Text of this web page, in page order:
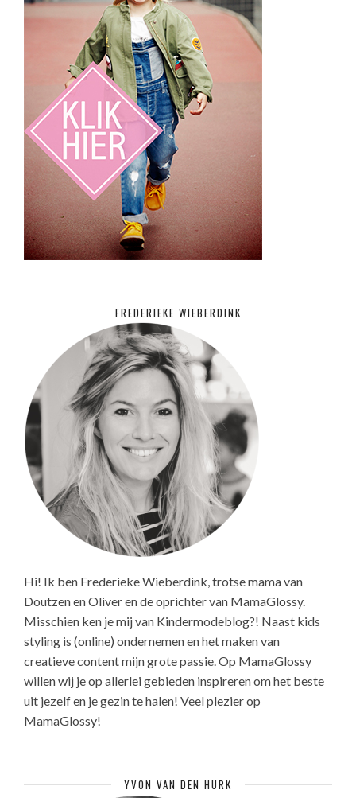
FREDERIEKE WIEBERDINK
Hi! Ik ben Frederieke Wieberdink, trotse mama van
Doutzen en Oliver en de oprichter van MamaGlossy.
Misschien ken je mij van Kindermodeblog?! Naast kids
styling is (online) ondernemen en het maken van
creatieve content mijn grote passie. Op MamaGlossy
willen wij je op allerlei gebieden inspireren om het beste
uit jezelf en je gezin te halen! Veel plezier op
MamaGlossy!
YVON VAN DEN HURK